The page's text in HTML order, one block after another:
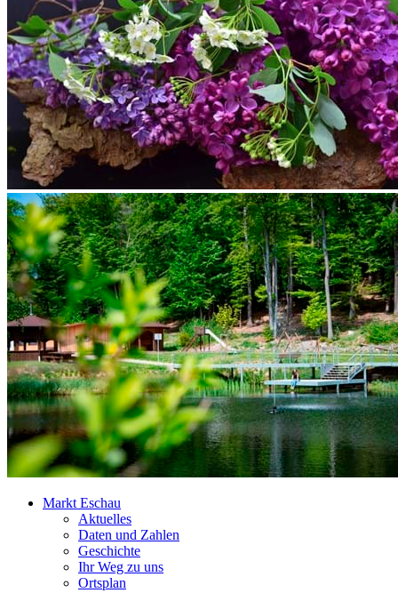
Markt Eschau
Aktuelles
Daten und Zahlen
Geschichte
Ihr Weg zu uns
Ortsplan